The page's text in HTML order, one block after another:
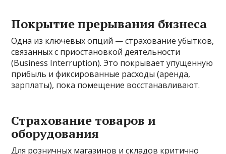
Покрытие прерывания бизнеса
Одна из ключевых опций — страхование убытков,
связанных с приостановкой деятельности
(Business Interruption). Это покрывает упущенную
прибыль и фиксированные расходы (аренда,
зарплаты), пока помещение восстанавливают.
Страхование товаров и
оборудования
Для розничных магазинов и складов критично